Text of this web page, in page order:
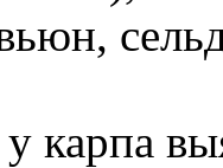
карпа